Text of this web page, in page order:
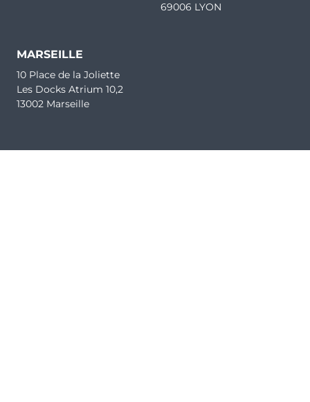
69006 LYON
MARSEILLE
10 Place de la Joliette
Les Docks Atrium 10,2
13002 Marseille